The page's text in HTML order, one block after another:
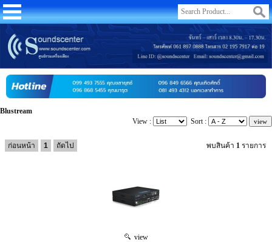
Blustream
View :
Sort :
ก่อนหน้า 1 ถัดไป พบสินค้า 1 รายการ
view